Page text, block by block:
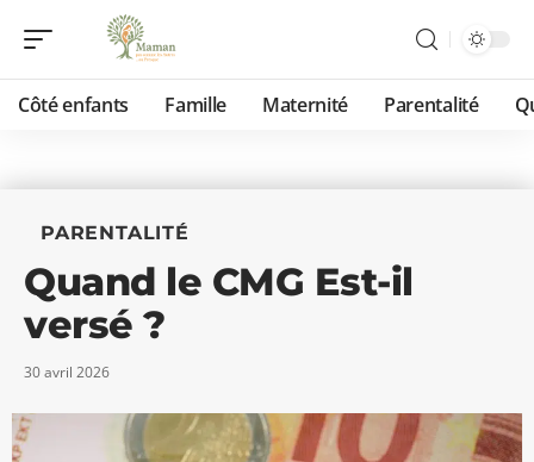
Côté enfants Famille Maternité Parentalité
PARENTALITÉ
Quand le CMG Est-il
versé ?
30 avril 2026